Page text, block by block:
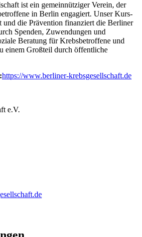
ist ein gemeinnütziger Verein, der
in Berlin engagiert. Unser Kurs-
und die Prävention finanziert die Berliner
Spenden, Zuwendungen und
Beratung für Krebsbetroffene und
einem Großteil durch öffentliche
https://www.berliner-krebsgesellschaft.de
e.V.